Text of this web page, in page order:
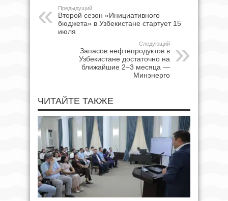
Предыдущий
Второй сезон «Инициативного
бюджета» в Узбекистане стартует 15
июля
Следующий
Запасов нефтепродуктов в
Узбекистане достаточно на
ближайшие 2−3 месяца —
Минэнерго
ЧИТАЙТЕ ТАКЖЕ